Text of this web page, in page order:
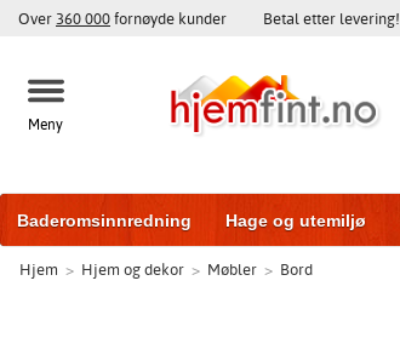
Over 360 000fornøyde kunder Betal etter levering!
Meny
Baderomsinnredning Hage og utemiljø
Hytter og friggeboder Hjem og innredning
Hjem > Hjem og dekor > Møbler > Bord